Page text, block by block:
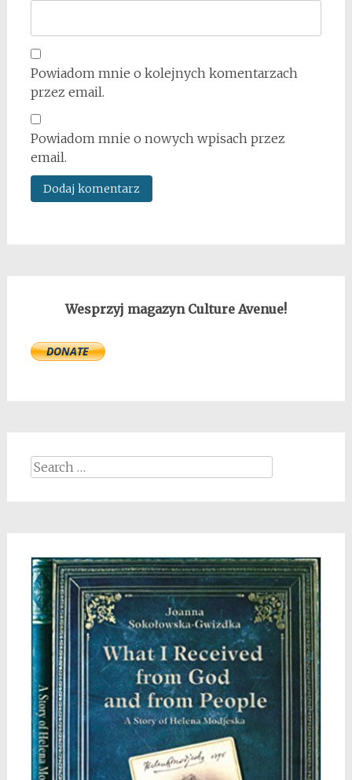
Powiadom mnie o kolejnych komentarzach
przez email.
Powiadom mnie o nowych wpisach przez
email.
Wesprzyj magazyn Culture Avenue!
Search